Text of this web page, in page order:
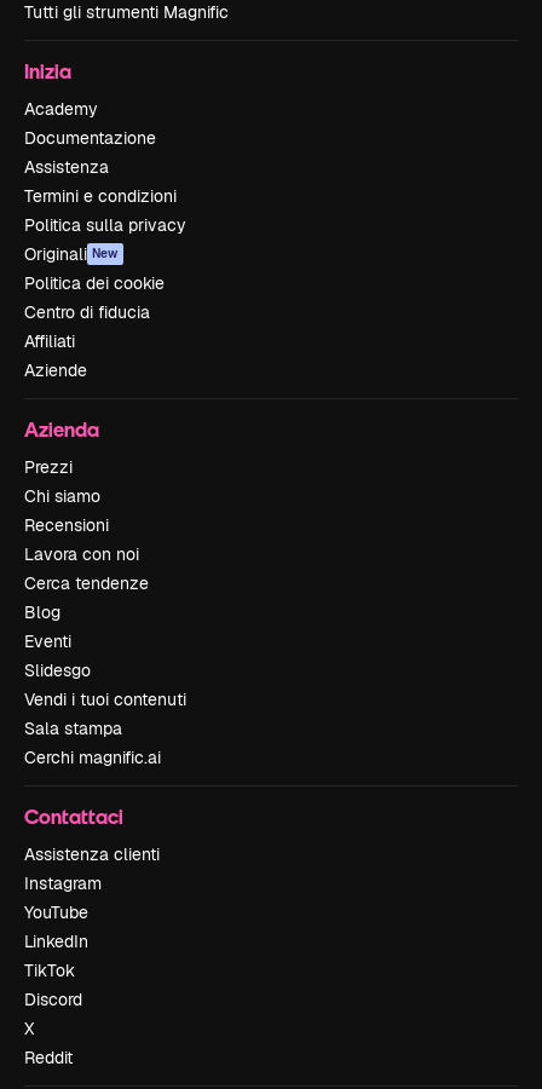
Tutti gli strumenti Magnific
Inizia
Academy
Documentazione
Assistenza
Termini e condizioni
Politica sulla privacy
Originali New
Politica dei cookie
Centro di fiducia
Affiliati
Aziende
Azienda
Prezzi
Chi siamo
Recensioni
Lavora con noi
Cerca tendenze
Blog
Eventi
Slidesgo
Vendi i tuoi contenuti
Sala stampa
Cerchi magnific.ai
Contattaci
Assistenza clienti
Instagram
YouTube
LinkedIn
TikTok
Discord
X
Reddit